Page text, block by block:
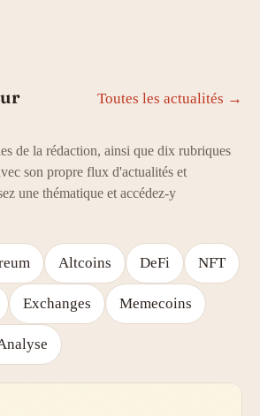
Toutes les actualités →
de la rédaction, ainsi que dix rubriques
son propre flux d'actualités et
une thématique et accédez-y
Altcoins DeFi NFT
Exchanges Memecoins